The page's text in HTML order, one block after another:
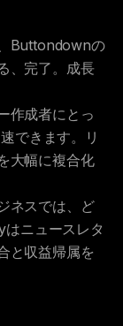
Buttondownの
、完了。成長
作成者にとっ
できます。リ
大幅に複合化
ネスでは、ど
ニュースレタ
と収益帰属を